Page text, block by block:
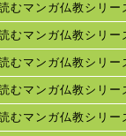
むマンガ仏教シリ
むマンガ仏教シリー
むマンガ仏教シリー
むマンガ仏教シリー
むマンガ仏教シリー